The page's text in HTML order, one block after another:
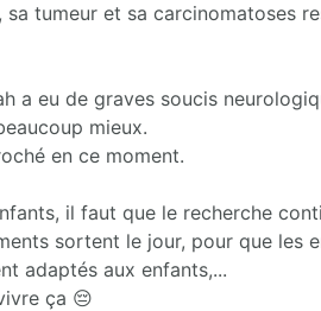
tumeur et sa carcinomatoses
a eu de graves soucis
mieux.
en ce moment.
il faut que le recherche
sortent le jour, pour que les
adaptés aux enfants,...
ça 😔